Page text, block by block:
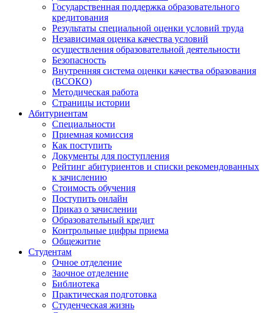
Государственная поддержка образовательного
кредитования
Результаты специальной оценки условий труда
Независимая оценка качества условий
осуществления образовательной деятельности
Безопасность
Внутренняя система оценки качества образования
(ВСОКО)
Методическая работа
Страницы истории
Абитуриентам
Специальности
Приемная комиссия
Как поступить
Документы для поступления
Рейтинг абитуриентов и списки рекомендованных
к зачислению
Стоимость обучения
Поступить онлайн
Приказ о зачислении
Образовательный кредит
Контрольные цифры приема
Общежитие
Студентам
Очное отделение
Заочное отделение
Библиотека
Практическая подготовка
Студенческая жизнь